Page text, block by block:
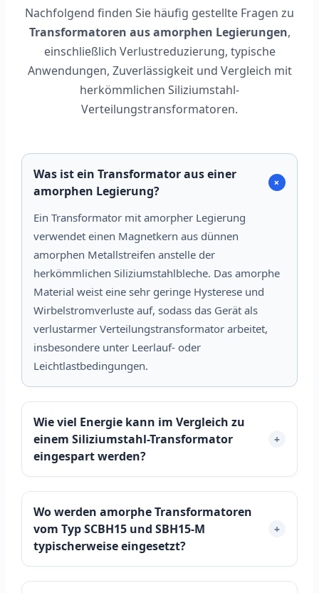
Nachfolgend finden Sie häufig gestellte Fragen zu
Transformatoren aus amorphen Legierungen,
einschließlich Verlustreduzierung, typische
Anwendungen, Zuverlässigkeit und Vergleich mit
herkömmlichen Siliziumstahl-
Verteilungstransformatoren.
Was ist ein Transformator aus einer
amorphen Legierung?
+
Ein Transformator mit amorpher Legierung
verwendet einen Magnetkern aus dünnen
amorphen Metallstreifen anstelle der
herkömmlichen Siliziumstahlbleche. Das amorphe
Material weist eine sehr geringe Hysterese und
Wirbelstromverluste auf, sodass das Gerät als
verlustarmer Verteilungstransformator arbeitet,
insbesondere unter Leerlauf- oder
Leichtlastbedingungen.
Wie viel Energie kann im Vergleich zu
einem Siliziumstahl-Transformator
eingespart werden?
+
Wo werden amorphe Transformatoren
vom Typ SCBH15 und SBH15-M
typischerweise eingesetzt?
+